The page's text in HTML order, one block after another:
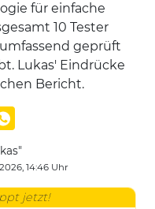
für einfache
10 Tester
geprüft
Lukas' Eindrücke
Bericht.
14:46 Uhr
jetzt!